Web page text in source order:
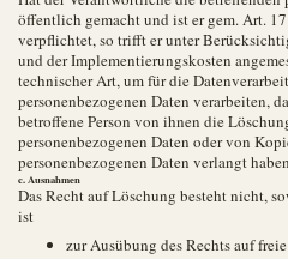
öffentlich gemacht und ist er gem. Art.
verpflichtet, so trifft er unter
und der Implementierungskosten
technischer Art, um für die
personenbezogenen Daten verarbeiten,
betroffene Person von ihnen die
personenbezogenen Daten oder von
personenbezogenen Daten verlangt
c. Ausnahmen
Das Recht auf Löschung besteht nicht,
ist
zur Ausübung des Rechts auf